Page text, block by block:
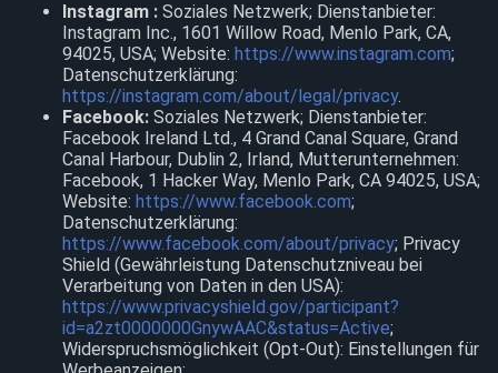
Instagram : Soziales Netzwerk; Dienstanbieter:
Instagram Inc., 1601 Willow Road, Menlo Park, CA,
94025, USA; Website: https://www.instagram.com;
Datenschutzerklärung:
https://instagram.com/about/legal/privacy.
Facebook: Soziales Netzwerk; Dienstanbieter:
Facebook Ireland Ltd., 4 Grand Canal Square, Grand
Canal Harbour, Dublin 2, Irland, Mutterunternehmen:
Facebook, 1 Hacker Way, Menlo Park, CA 94025, USA;
Website: https://www.facebook.com;
Datenschutzerklärung:
https://www.facebook.com/about/privacy; Privacy
Shield (Gewährleistung Datenschutzniveau bei
Verarbeitung von Daten in den USA):
https://www.privacyshield.gov/participant?
id=a2zt0000000GnywAAC&status=Active;
Widerspruchsmöglichkeit (Opt-Out): Einstellungen für